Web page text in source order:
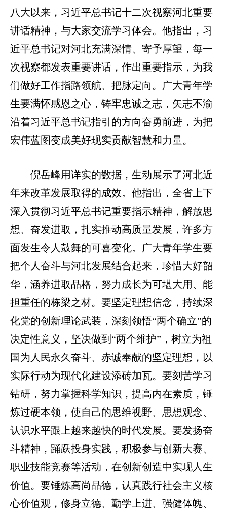
八大以来，习近平总书记十二次视察河北重要
讲话精神，与大家交流学习体会。他指出，习
近平总书记对河北充满深情、寄予厚望，每一
次视察都发表重要讲话，作出重要指示，为我
们做好工作指路领航、把脉定向。广大青年学
生要满怀感恩之心，铸牢忠诚之志，矢志不渝
沿着习近平总书记指引的方向奋勇前进，为把
宏伟蓝图变成美好现实贡献智慧和力量。
倪岳峰用详实的数据，生动展示了河北近
年来改革发展取得的成效。他指出，全省上下
深入贯彻习近平总书记重要指示精神，解放思
想、奋发进取，扎实推动高质量发展，许多方
面发生令人鼓舞的可喜变化。广大青年学生要
把个人奋斗与河北发展结合起来，珍惜大好韶
华，涵养进取品格，努力成长为可堪大用、能
担重任的栋梁之材。要坚定理想信念，持续深
化党的创新理论武装，深刻领悟“两个确立”的
决定性意义，坚决做到“两个维护”，树立为祖
国为人民永久奋斗、赤诚奉献的坚定理想，以
实际行动为现代化建设添砖加瓦。要刻苦学习
钻研，努力掌握科学知识，提高内在素质，锤
炼过硬本领，使自己的思维视野、思想观念、
认识水平跟上越来越快的时代发展。要发扬奋
斗精神，踊跃投身实践，积极参与创新大赛、
职业技能竞赛等活动，在创新创造中实现人生
价值。要锤炼高尚品德，认真践行社会主义核
心价值观，修身立德、勤学上进、强健体魄、